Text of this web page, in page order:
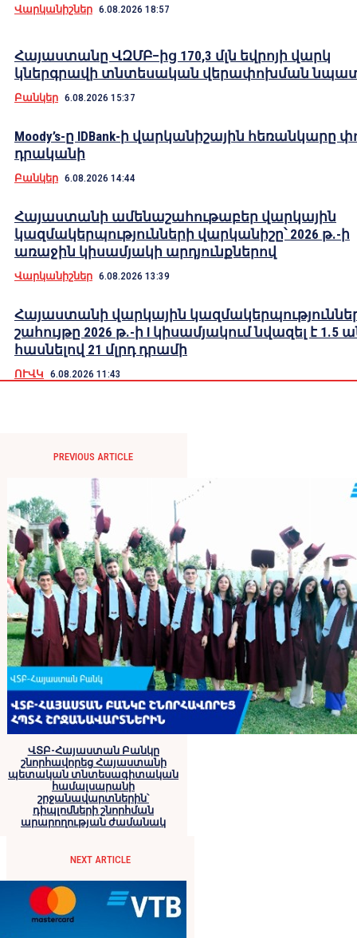
Վարկանիշներ 6.08.2026 18:57
Հայաստանը ՎԶՄԲ–ից 170,3 մլն եվրոյի վարկ
կներգրավի տնտեսական վերափոխման
Բանկեր 6.08.2026 15:37
Moody’s-ը IDBank-ի վարկանիշային հեռանկարը
դրականի
Բանկեր 6.08.2026 14:44
Հայաստանի ամենաշահութաբեր վարկային
կազմակերպությունների վարկանիշը՝ 2026 թ.-ի
առաջին կիսամյակի արդյունքներով
Վարկանիշներ 6.08.2026 13:39
Հայաստանի վարկային
շահույթը 2026 թ.-ի I կիսամյակում նվազել է 1.5
հասնելով 21 մլրդ դրամի
ՈՒՎԿ 6.08.2026 11:43
PREVIOUS ARTICLE
ՎՏԲ-Հայաստան Բանկը
շնորհավորեց Հայաստանի
պետական տնտեսագիտական
համալսարանի
շրջանավարտներին՝
դիպլոմների շնորհման
արարողության ժամանակ
NEXT ARTICLE